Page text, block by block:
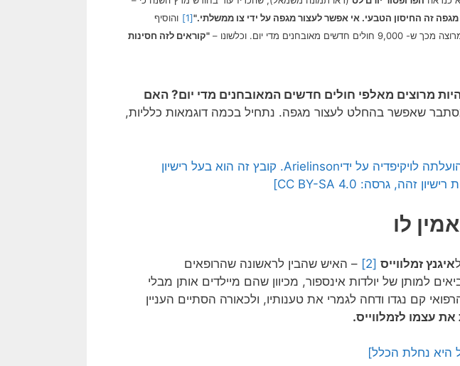
זה החיסון הטבעי. אי אפשר לעצור מגפה על ידי צו ממשלתי."[1]
והוסיף
מדי יום. וכלשונו –
"קוראים לזה חסינות
מרוצים מאלפי חולים חדשים המאובחנים מדי יום? האם
שאפשר בהחלט לעצור מגפה. נתחיל בכמה דוגמאות כלליות,
לויקיפדיה על ידיArielinson. קובץ זה הוא בעל רישיון
לו
איגנץ זמלווייס [2]
– האיש שהבין לראשונה שהרופאים
החולים של המאה ה- 19 מביאים למותן של יולדות אינספור, מכיוון שהם מיילדים אותן מבלי
קם נגדו ודחה לגמרי את טענותיו, ולכאורה הסתיים העניין
עצמו לזמלווייס.
היא נחלת הכלל]